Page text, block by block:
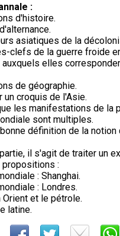
:
d'histoire.
asiatiques de la
clefs de la guerre froide
elles
de géographie.
un croquis de l'Asie.
les manifestations de la
sont multiples.
définition de la notion
il s'agit de traiter un
propositions :
: Shanghai.
: Londres.
et le pétrole.
latine.